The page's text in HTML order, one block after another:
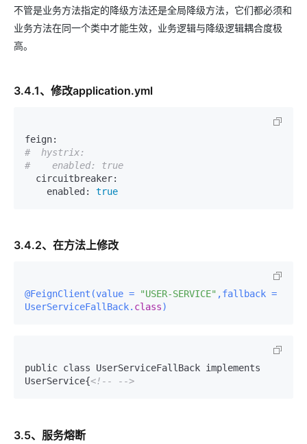
不管是业务方法指定的降级方法还是全局降级方法，它们都必须和
业务方法在同一个类中才能生效，业务逻辑与降级逻辑耦合度极
高。
3.4.1、修改application.yml
feign:
#  hystrix:
#    enabled: true
circuitbreaker:
enabled:
true
3.4.2、在方法上修改
@FeignClient(value = "USER-SERVICE" ,fallback =
UserServiceFallBack. class)
public class UserServiceFallBack implements
UserService{<!-- -->
3.5、服务熔断